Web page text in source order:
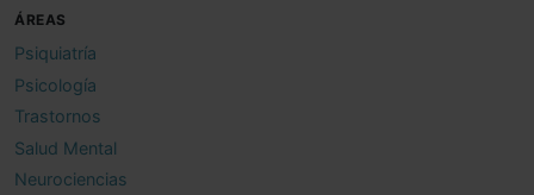
ÁREAS
Psiquiatría
Psicología
Trastornos
Salud Mental
Neurociencias